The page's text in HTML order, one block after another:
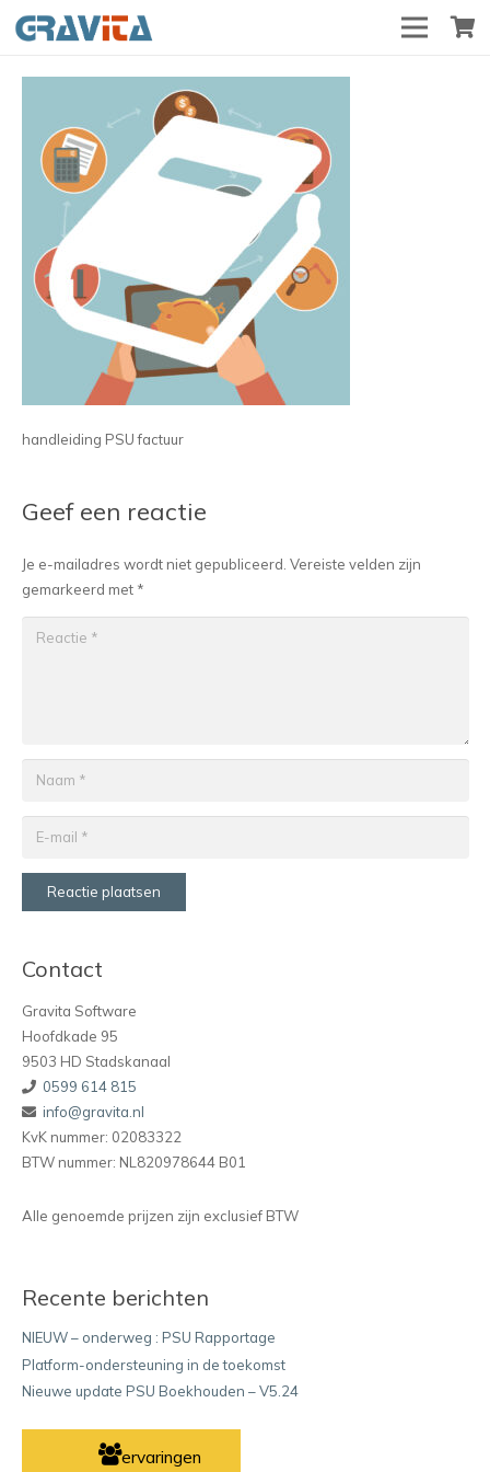
handleiding PSU factuur
Geef een reactie
Je e-mailadres wordt niet gepubliceerd. Vereiste velden zijn
gemarkeerd met *
Reactie plaatsen
Contact
Gravita Software
Hoofdkade 95
9503 HD Stadskanaal
0599 614 815
info@gravita.nl
KvK nummer: 02083322
BTW nummer: NL820978644 B01
Alle genoemde prijzen zijn exclusief BTW
Recente berichten
NIEUW – onderweg : PSU Rapportage
Platform-ondersteuning in de toekomst
Nieuwe update PSU Boekhouden – V5.24
ervaringen